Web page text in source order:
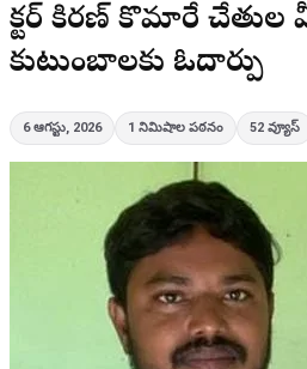
డాక్టర్ కిరణ్ కొమారే
కుటుంబాలకు ఓదార్పు
6 ఆగస్టు, 2026 1 నిమిషాల పఠనం 52 వ్యూస్